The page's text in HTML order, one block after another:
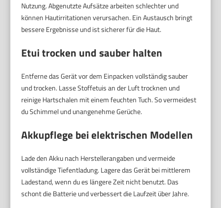
Nutzung. Abgenutzte Aufsätze arbeiten schlechter und
können Hautirritationen verursachen. Ein Austausch bringt
bessere Ergebnisse und ist sicherer für die Haut.
Etui trocken und sauber halten
Entferne das Gerät vor dem Einpacken vollständig sauber
und trocken. Lasse Stoffetuis an der Luft trocknen und
reinige Hartschalen mit einem feuchten Tuch. So vermeidest
du Schimmel und unangenehme Gerüche.
Akkupflege bei elektrischen Modellen
Lade den Akku nach Herstellerangaben und vermeide
vollständige Tiefentladung. Lagere das Gerät bei mittlerem
Ladestand, wenn du es längere Zeit nicht benutzt. Das
schont die Batterie und verbessert die Laufzeit über Jahre.